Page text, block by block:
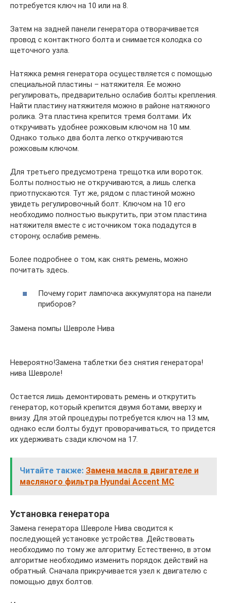
потребуется ключ на 10 или на 8.
Затем на задней панели генератора отворачивается
провод с контактного болта и снимается колодка со
щеточного узла.
Натяжка ремня генератора осуществляется с помощью
специальной пластины – натяжителя. Ее можно
регулировать, предварительно ослабив болты крепления.
Найти пластину натяжителя можно в районе натяжного
ролика. Эта пластина крепится тремя болтами. Их
откручивать удобнее рожковым ключом на 10 мм.
Однако только два болта легко откручиваются
рожковым ключом.
Для третьего предусмотрена трещотка или вороток.
Болты полностью не откручиваются, а лишь слегка
приотпускаются. Тут же, рядом с пластиной можно
увидеть регулировочный болт. Ключом на 10 его
необходимо полностью выкрутить, при этом пластина
натяжителя вместе с источником тока подадутся в
сторону, ослабив ремень.
Более подробнее о том, как снять ремень, можно
почитать здесь.
Почему горит лампочка аккумулятора на панели
приборов?
Замена помпы Шевроле Нива
Невероятно!Замена таблетки без снятия генератора!
нива Шевроле!
Остается лишь демонтировать ремень и открутить
генератор, который крепится двумя ботами, вверху и
внизу. Для этой процедуры потребуется ключ на 13 мм,
однако если болты будут проворачиваться, то придется
их удерживать сзади ключом на 17.
Читайте также: Замена масла в двигателе и
масляного фильтра Hyundai Accent MC
Установка генератора
Замена генератора Шевроле Нива сводится к
последующей установке устройства. Действовать
необходимо по тому же алгоритму. Естественно, в этом
алгоритме необходимо изменить порядок действий на
обратный. Сначала прикручивается узел к двигателю с
помощью двух болтов.